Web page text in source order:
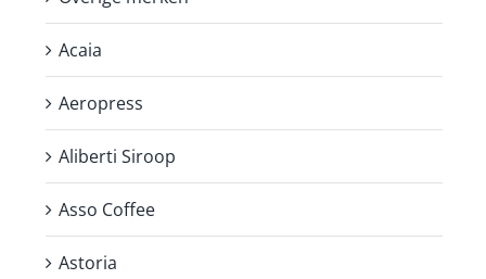
Acaia
Aeropress
Aliberti Siroop
Asso Coffee
Astoria